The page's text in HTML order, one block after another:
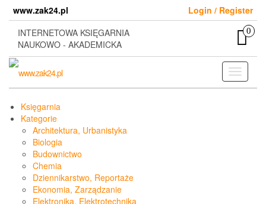
content
www.zak24.pl
Login / Register
INTERNETOWA KSIĘGARNIA
NAUKOWO - AKADEMICKA
0
Toggle
Księgarnia
Kategorie
Architektura, Urbanistyka
Biologia
Budownictwo
Chemia
Dziennikarstwo, Reportaże
Ekonomia, Zarządzanie
Elektronika, Elektrotechnika